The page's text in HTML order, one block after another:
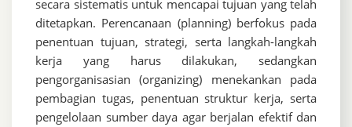
secara sistematis untuk mencapai tujuan yang telah
ditetapkan. Perencanaan (planning) berfokus pada
penentuan tujuan, strategi, serta langkah-langkah
kerja yang harus dilakukan, sedangkan
pengorganisasian (organizing) menekankan pada
pembagian tugas, penentuan struktur kerja, serta
pengelolaan sumber daya agar berjalan efektif dan